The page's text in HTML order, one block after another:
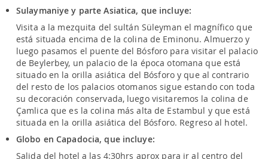
Sulaymaniye y parte Asiatica, que incluye:
Visita a la mezquita del sultán Süleyman el magnífico que
está situada encima de la colina de Eminonu. Almuerzo y
luego pasamos el puente del Bósforo para visitar el palacio
de Beylerbey, un palacio de la época otomana que está
situado en la orilla asiática del Bósforo y que al contrario
del resto de los palacios otomanos sigue estando con toda
su decoración conservada, luego visitaremos la colina de
Çamlica que es la colina más alta de Estambul y que está
situada en la orilla asiática del Bósforo. Regreso al hotel.
Globo en Capadocia, que incluye:
Salida del hotel a las 4:30hrs aprox para ir al centro del